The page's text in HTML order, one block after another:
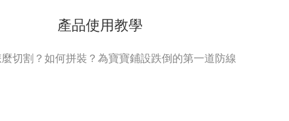
產品使用教學
切割？如何拼裝？為寶寶鋪設跌倒的第一道防線